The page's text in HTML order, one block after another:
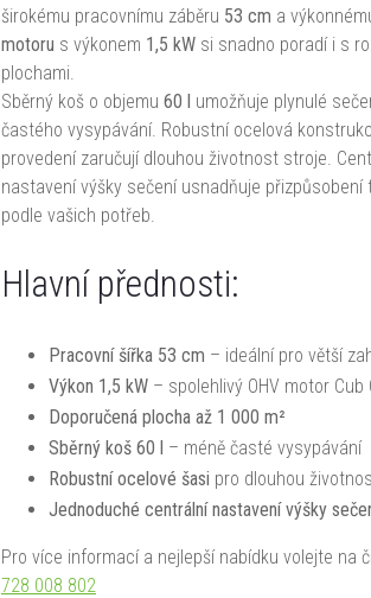
širokému pracovnímu záběru 53 cm a
motoru s výkonem 1,5 kW si snadno poradí i s
plochami.
Sběrný koš o objemu 60 l umožňuje plynulé
častého vysypávání. Robustní ocelová
provedení zaručují dlouhou životnost stroje.
nastavení výšky sečení usnadňuje přizpůsobení
podle vašich potřeb.
Hlavní přednosti:
Pracovní šířka 53 cm – ideální pro větší
Výkon 1,5 kW – spolehlivý OHV motor Cub
Doporučená plocha až 1 000 m²
Sběrný koš 60 l – méně časté vysypávání
Robustní ocelové šasi pro dlouhou
Jednoduché centrální nastavení výšky
Pro více informací a nejlepší nabídku volejte na
728 008 802